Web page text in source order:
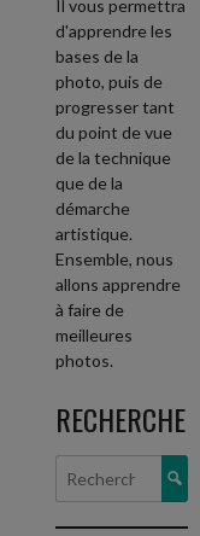
Il vous permettra
d'apprendre les
bases de la
photo, puis de
progresser tant
du point de vue
de la technique
que de la
démarche
artistique.
Ensemble, nous
allons apprendre
à faire de
meilleures
photos.
RECHERCHE